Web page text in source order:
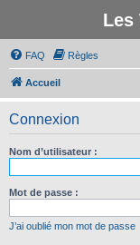
Les
FAQ Règles
Accueil
Connexion
Nom d’utilisateur :
Mot de passe :
J’ai oublié mon mot de passe